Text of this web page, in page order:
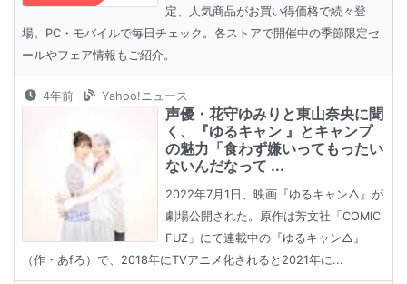
定、人気商品がお買い得価格で続々登
場。PC・モバイルで毎日チェック。各ストアで開催中の季節限定セ
ールやフェア情報もご紹介。
4年前 Yahoo!ニュース
声優・花守ゆみりと東山奈央に聞
く、『ゆるキャン 』とキャンプ
の魅力「食わず嫌いってもったい
ないんだなって ...
2022年7月1日、映画『ゆるキャン△』が
劇場公開された。原作は芳文社「COMIC
FUZ」にて連載中の『ゆるキャン△』
（作・あfろ）で、2018年にTVアニメ化されると2021年に...